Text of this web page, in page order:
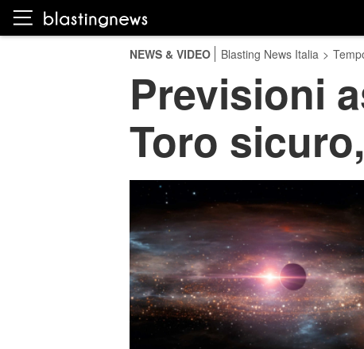
NEWS & VIDEO Blasting News Italia >
Previsioni
Toro